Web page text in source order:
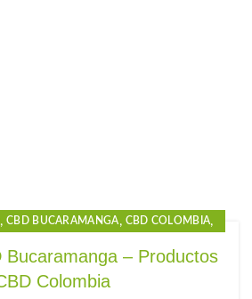
, CBD BUCARAMANGA, CBD COLOMBIA,
EL DOLOR ,CBD PARA DORMIR,
,GOTAS CBD PARA DORMIR
Bucaramanga – Productos
Colombia